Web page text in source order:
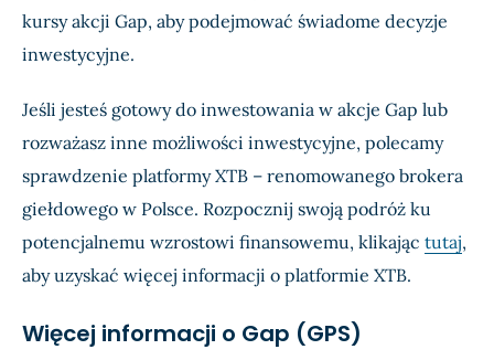
kursy akcji Gap, aby podejmować świadome decyzje
inwestycyjne.
Jeśli jesteś gotowy do inwestowania w akcje Gap lub
rozważasz inne możliwości inwestycyjne, polecamy
sprawdzenie platformy XTB – renomowanego brokera
giełdowego w Polsce. Rozpocznij swoją podróż ku
potencjalnemu wzrostowi finansowemu, klikając tutaj,
aby uzyskać więcej informacji o platformie XTB.
Więcej informacji o Gap (GPS)